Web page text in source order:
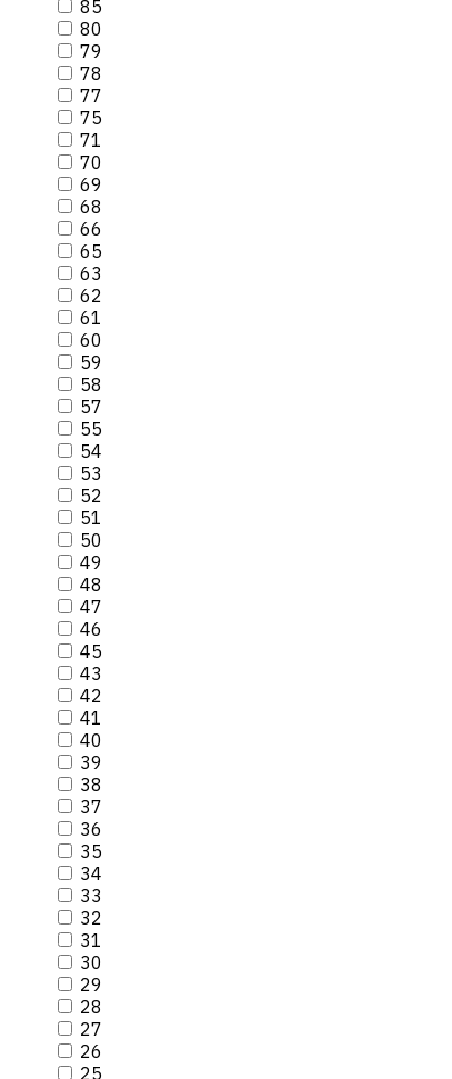
85
80
79
78
77
75
71
70
69
68
66
65
63
62
61
60
59
58
57
55
54
53
52
51
50
49
48
47
46
45
43
42
41
40
39
38
37
36
35
34
33
32
31
30
29
28
27
26
25